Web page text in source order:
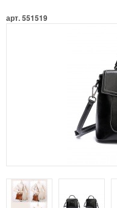
арт. 551519